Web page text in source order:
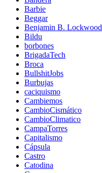
Barbie
Beggar
Benjamin B. Lockwood
Bildu
borbones
BrigadaTech
Broca
BullshitJobs
Burbujas
caciquismo
Cambiemos
CambioCismático
CambioClimatico
CampaTorres
Capitalismo
Cápsula
Castro
Catodina